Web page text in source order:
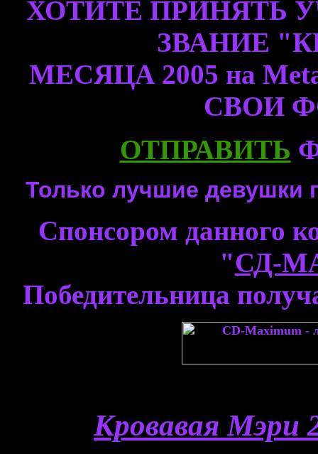
ХОТИТЕ ПРИНЯТЬ
ЗВАНИЕ
МЕСЯЦА 2005 на
СВОИ
ОТПРАВИТЬ
Только лучшие девушки
Спонсором данного
"СД-
Победительница
Кровавая Мэри